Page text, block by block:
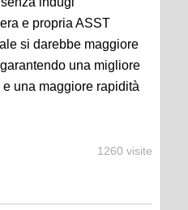
e propria ASST
si darebbe maggiore
una migliore
una maggiore rapidità
1260 visite